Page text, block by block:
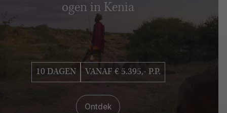
ogen in Kenia
10 DAGEN VANAF € 5.395,- P.P.
Ontdek